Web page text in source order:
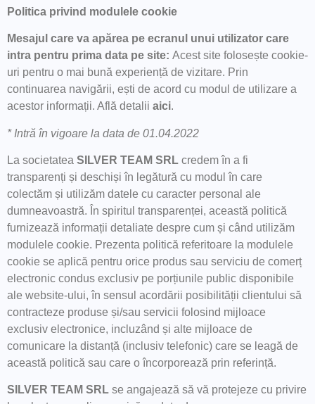
Politica privind modulele cookie
Mesajul care va apărea pe ecranul unui utilizator care
intra pentru prima data pe site: Acest site folosește cookie-
uri pentru o mai bună experiență de vizitare. Prin
continuarea navigării, ești de acord cu modul de utilizare a
acestor informații. Află detalii aici.
* Intră în vigoare la data de 01.04.2022
La societatea SILVER TEAM SRL credem în a fi
transparenți și deschiși în legătură cu modul în care
colectăm și utilizăm datele cu caracter personal ale
dumneavoastră. În spiritul transparenței, această politică
furnizează informații detaliate despre cum și când utilizăm
modulele cookie. Prezenta politică referitoare la modulele
cookie se aplică pentru orice produs sau serviciu de comerț
electronic condus exclusiv pe porțiunile public disponibile
ale website-ului, în sensul acordării posibilității clientului să
contracteze produse și/sau servicii folosind mijloace
exclusiv electronice, incluzând și alte mijloace de
comunicare la distanță (inclusiv telefonic) care se leagă de
această politică sau care o încorporează prin referință.
SILVER TEAM SRL se angajează să vă protejeze cu privire